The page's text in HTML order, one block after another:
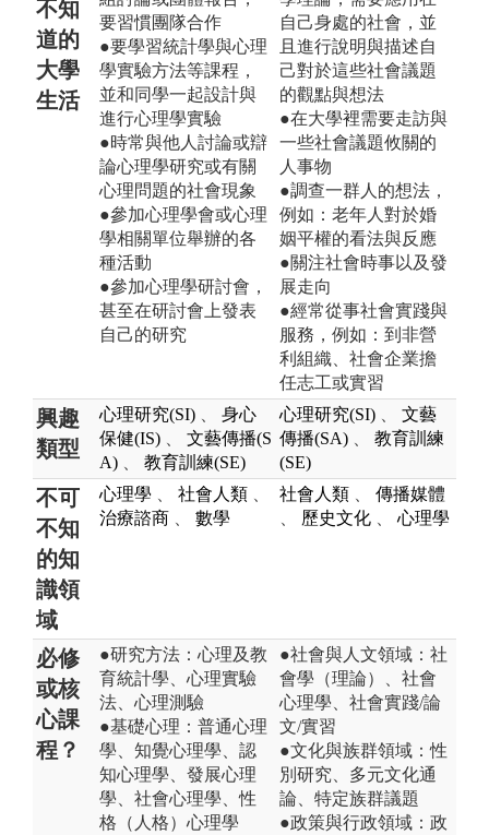
不知
道的
大學
生活
要習慣團隊合作
●要學習統計學與心理
學實驗方法等課程，
並和同學一起設計與
進行心理學實驗
●時常與他人討論或辯
論心理學研究或有關
心理問題的社會現象
●參加心理學會或心理
學相關單位舉辦的各
種活動
●參加心理學研討會，
甚至在研討會上發表
自己的研究
自己身處的社會，並
且進行說明與描述自
己對於這些社會議題
的觀點與想法
●在大學裡需要走訪與
一些社會議題攸關的
人事物
●調查一群人的想法，
例如：老年人對於婚
姻平權的看法與反應
●關注社會時事以及發
展走向
●經常從事社會實踐與
服務，例如：到非營
利組織、社會企業擔
任志工或實習
興趣
類型
心理研究(SI)
身心
保健(IS)
文藝傳播(S
A)
教育訓練(SE)
心理研究(SI)
文藝
傳播(SA)
教育訓練
(SE)
不可
不知
的知
識領
域
心理學 社會人類
治療諮商
數學
社會人類
傳播媒體
歷史文化 心理學
必修
或核
心課
程？
●研究方法：心理及教
育統計學、心理實驗
法、心理測驗
●基礎心理：普通心理
學、知覺心理學、認
知心理學、發展心理
學、社會心理學、性
格（人格）心理學
●社會與人文領域：社
會學（理論）、社會
心理學、社會實踐/論
文/實習
●文化與族群領域：性
別研究、多元文化通
論、特定族群議題
●政策與行政領域：政